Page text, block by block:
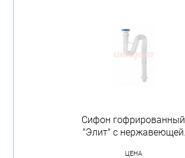
Сифон гофрированный
"Элит" с нержавеющей
ЦЕНА